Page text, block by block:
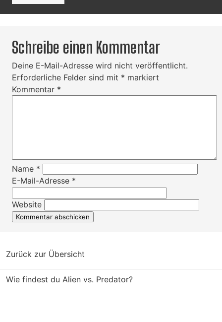
Schreibe einen Kommentar
Deine E-Mail-Adresse wird nicht veröffentlicht.
Erforderliche Felder sind mit * markiert
Kommentar *
Name *
E-Mail-Adresse *
Website
Zurück zur Übersicht
Wie findest du Alien vs. Predator?